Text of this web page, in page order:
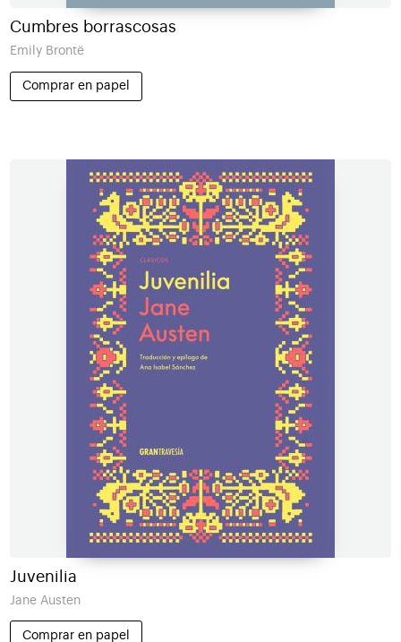
Cumbres borrascosas
Emily Brontë
Comprar en papel
Juvenilia
Jane Austen
Comprar en papel